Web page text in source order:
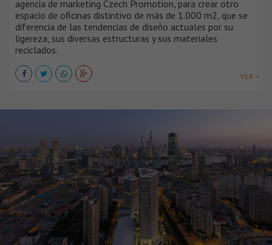
agencia de marketing Czech Promotion, para crear otro
espacio de oficinas distintivo de más de 1.000 m2, que se
diferencia de las tendencias de diseño actuales por su
ligereza, sus diversas estructuras y sus materiales
reciclados.
VER +